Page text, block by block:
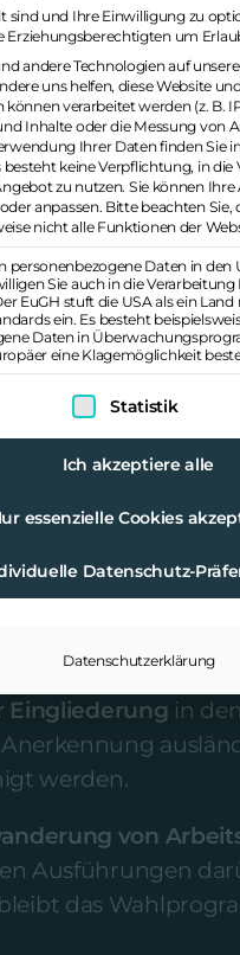
sehr
bessere
arbeiten möchten,
und Weiterbildung
and-Stay-Agentur“
Eingliederung in den
werden.
von
Ausführungen
das
sind und Ihre Einwilligung zu
Erziehungsberechtigten um
andere Technologien auf
uns helfen, diese Website
verarbeitet werden (z. B.
Inhalte oder die Messung von
Ihrer Daten finden Sie
besteht keine Verpflichtung, in
zu nutzen. Sie können
anpassen. Bitte beachten Sie,
nicht alle Funktionen der
personenbezogene Daten in
Sie auch in die
EuGH stuft die USA als ein
ein. Es besteht
Daten in
eine Klagemöglichkeit
der Service-
Statistik
Ich akzeptiere alle
essenzielle Cookies
Datenschutz-
Datenschutzerklärung